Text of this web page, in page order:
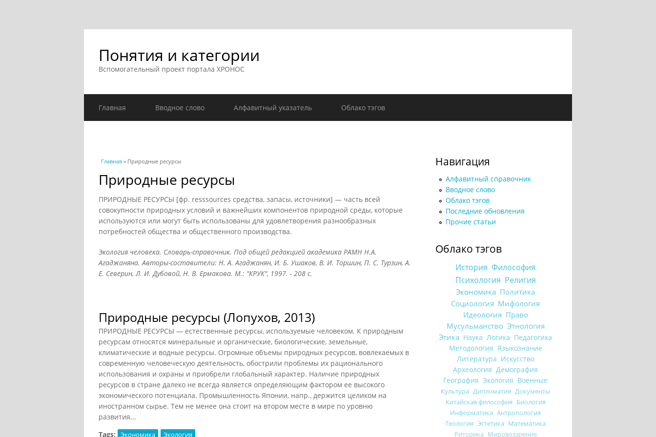
Понятия и категории
Вспомогательный проект портала ХРОНОС
Главная Вводное слово Алфавитный указатель Облако тэгов
Вы здесь
Главная » Природные ресурсы
Природные ресурсы
ПРИРОДНЫЕ РЕСУРСЫ [фр. resssources средства, запасы, источники] — часть всей
совокупности природных условий и важнейших компонентов природной среды, которые
используются или могут быть использованы для удовлетворения разнообразных
потребностей общества и общественного производства.
Экология человека. Словарь-справочник. Под общей редакцией академика РАМН Н.А.
Агаджаняна. Авторы-составители: Н. А. Агаджанян, И. Б. Ушаков, В. И. Торшин, П. С. Турзин, А.
Е. Северин, Л. И. Дубовой, Н. В. Ермакова. М.: "КРУК", 1997. - 208 с.
Природные ресурсы (Лопухов, 2013)
ПРИРОДНЫЕ РЕСУРСЫ — естественные ресурсы, используемые человеком. К природным
ресурсам относятся минеральные и органические, биологические, земельные,
климатические и водные ресурсы. Огромные объемы природных ресурсов, вовлекаемых в
современную человеческую деятельность, обострили проблемы их рационального
использования и охраны и приобрели глобальный характер. Наличие природных
ресурсов в стране далеко не всегда является определяющим фактором ее высокого
экономического потенциала. Промышленность Японии, напр., держится целиком на
иностранном сырье. Тем не менее она стоит на втором месте в мире по уровню
развития...
Tags:
Экономика Экология
Навигация
Алфавитный справочник
Вводное слово
Облако тэгов
Последние обновления
Прочие статьи
Облако тэгов
История Философия
Психология Религия
Экономика Политика
Социология Мифология
Идеология Право
Мусульманство Этнология
Этика Наука Логика Педагогика
Методология Языкознание
Литература Искусство
Археология Демография
География Экология Военные
Культура Дипломатия Документы
Китайская философия Биология
Информатика Антропология
Теология Эстетика Математика
Риторика Мировоззрение